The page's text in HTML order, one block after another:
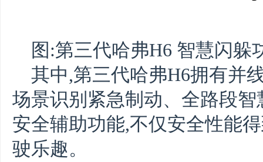
图:第三代哈弗H6 智慧闪躲
其中,第三代哈弗H6拥有并
场景识别紧急制动、全路段
安全辅助功能,不仅安全性能
驶乐趣。